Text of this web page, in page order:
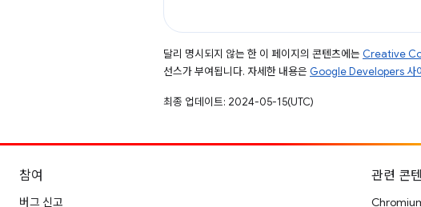
달리 명시되지 않는 한 이 페이지의 콘텐츠에는 Creative
선스가 부여됩니다. 자세한 내용은 Google Developers 사
최종 업데이트: 2024-05-15(UTC)
참여
버그 신고
관련 콘